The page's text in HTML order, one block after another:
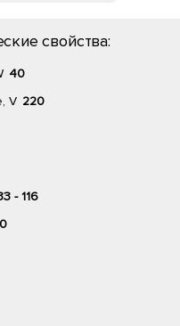
свойства:
40
V 220
- 116